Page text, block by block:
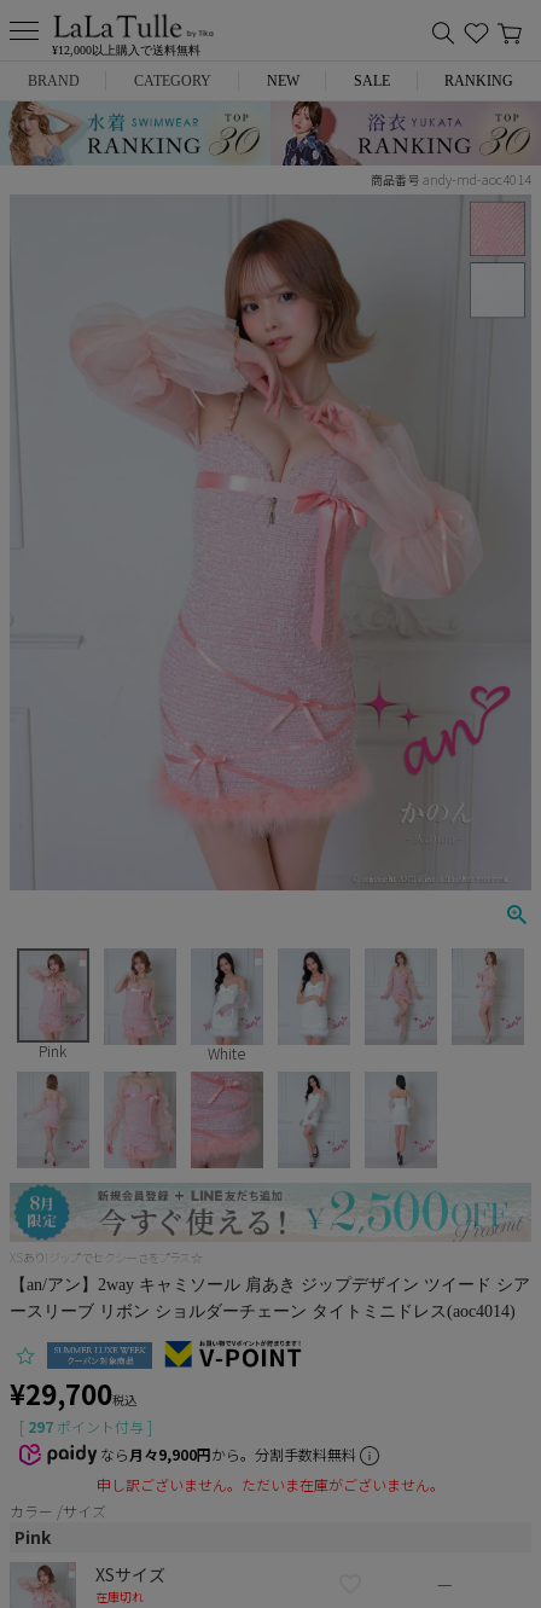
¥12,000以上購入で送料無料
BRAND
Anella
JENNNY
COMEX
Rechercher
Pleaser
CATEGORY
ミニドレス
NEW SALE RANKING
商品番号 andy-md-aoc4014
Pink White
XSあり!ジップでセクシーさをプラス☆
【an/アン】2way キャミソール 肩あき ジップデザイン ツイード シア
ースリーブ リボン ショルダーチェーン タイトミニドレス(aoc4014)
¥29,700税込
[ 297 ポイント付与 ]
なら月々9,900円から。分割手数料無料
申し訳ございません。ただいま在庫がございません。
カラー
サイズ
Pink
XSサイズ
在庫切れ
—